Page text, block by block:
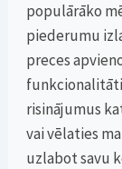
populārāko
piederumu
preces
risinājumus
vai vēlaties
uzlabot savu